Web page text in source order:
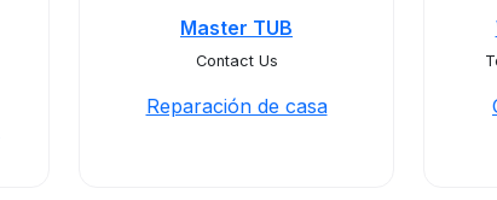
Master TUB
Contact Us
Reparación de casa